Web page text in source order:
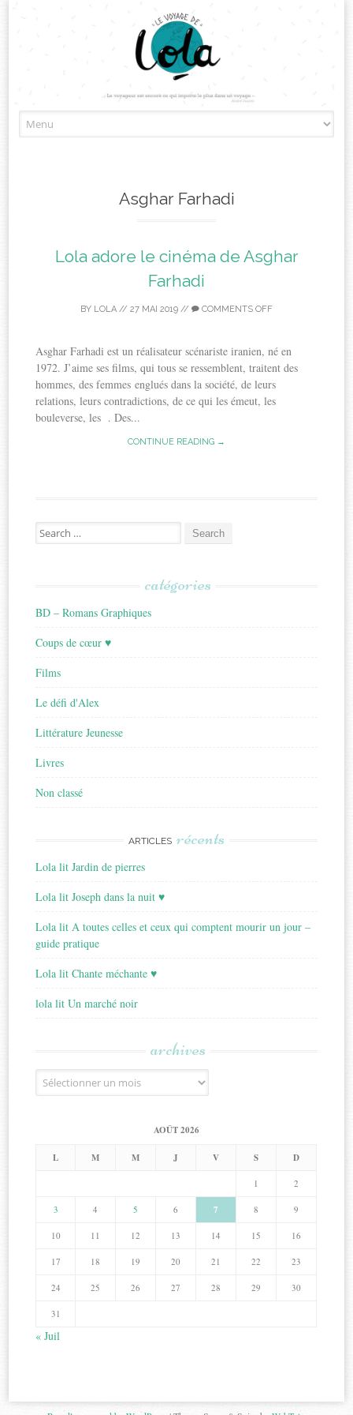
to
Asghar Farhadi
Lola adore le cinéma de Asghar
Farhadi
BY LOLA // 27 MAI 2019 // COMMENTS OFF
Asghar Farhadi est un réalisateur scénariste iranien, né en
1972. J’aime ses films, qui tous se ressemblent, traitent des
hommes, des femmes englués dans la société, de leurs
relations, leurs contradictions, de ce qui les émeut, les
bouleverse, les . Des...
CONTINUE READING →
Search
for:
catégories
BD – Romans Graphiques
Coups de cœur ♥
Films
Le défi d'Alex
Littérature Jeunesse
Livres
Non classé
ARTICLES récents
Lola lit Jardin de pierres
Lola lit Joseph dans la nuit ♥
Lola lit A toutes celles et ceux qui comptent mourir un jour –
guide pratique
Lola lit Chante méchante ♥
lola lit Un marché noir
archives
Archives
AOÛT 2026
L M M J V S D
1 2
3 4 5 6 7 8 9
10 11 12 13 14 15 16
17 18 19 20 21 22 23
24 25 26 27 28 29 30
31
« Juil